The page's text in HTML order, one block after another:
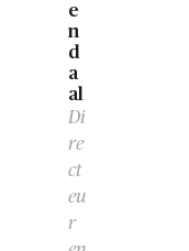
e
n
d
a
al
Di
re
ct
eu
r